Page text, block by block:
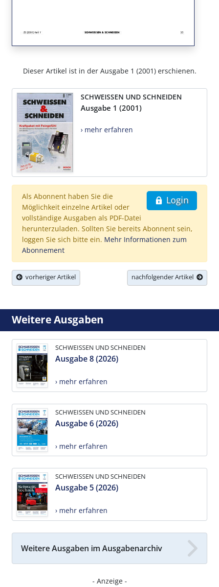
Dieser Artikel ist in der Ausgabe 1 (2001) erschienen.
SCHWEISSEN UND SCHNEIDEN
Ausgabe 1 (2001)
› mehr erfahren
Login
Als Abonnent haben Sie die
Möglichkeit einzelne Artikel oder
vollständige Ausgaben als PDF-Datei
herunterzuladen. Sollten Sie bereits Abonnent sein,
loggen Sie sich bitte ein. Mehr Informationen zum
Abonnement
vorheriger Artikel nachfolgender Artikel
Weitere Ausgaben
SCHWEISSEN UND SCHNEIDEN
Ausgabe 8 (2026)
› mehr erfahren
SCHWEISSEN UND SCHNEIDEN
Ausgabe 6 (2026)
› mehr erfahren
SCHWEISSEN UND SCHNEIDEN
Ausgabe 5 (2026)
› mehr erfahren
Weitere Ausgaben im Ausgabenarchiv
- Anzeige -